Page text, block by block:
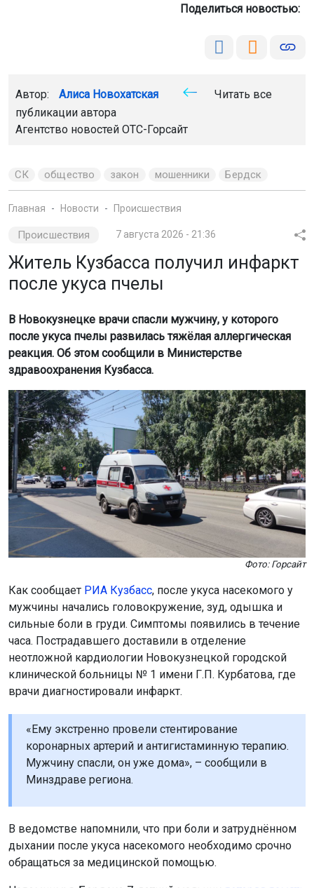
Поделиться новостью:
Автор: Алиса Новохатская
Читать все
публикации автора
Агентство новостей ОТС-Горсайт
СК общество закон мошенники Бердск
Главная Новости Происшествия
Происшествия 7 августа 2026 - 21:36
Житель Кузбасса получил инфаркт
после укуса пчелы
В Новокузнецке врачи спасли мужчину, у которого
после укуса пчелы развилась тяжёлая аллергическая
реакция. Об этом сообщили в Министерстве
здравоохранения Кузбасса.
Фото: Горсайт
Как сообщает РИА Кузбасс, после укуса насекомого у
мужчины начались головокружение, зуд, одышка и
сильные боли в груди. Симптомы появились в течение
часа. Пострадавшего доставили в отделение
неотложной кардиологии Новокузнецкой городской
клинической больницы № 1 имени Г.П. Курбатова, где
врачи диагностировали инфаркт.
«Ему экстренно провели стентирование
коронарных артерий и антигистаминную терапию.
Мужчину спасли, он уже дома», – сообщили в
Минздраве региона.
В ведомстве напомнили, что при боли и затруднённом
дыхании после укуса насекомого необходимо срочно
обращаться за медицинской помощью.